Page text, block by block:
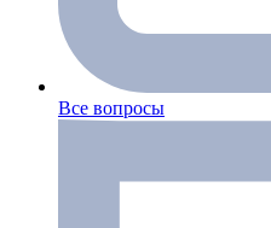
Все вопросы